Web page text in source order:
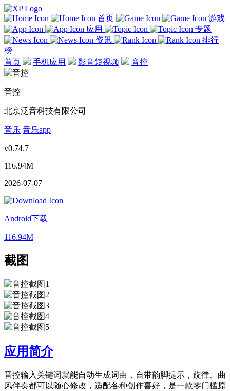
首页
游戏
应用
专题
资讯
排行
榜
首页
手机应用 影音短视频 音控
音控
北京泛音科技有限公司
音乐 音乐app
v0.74.7
116.94M
2026-07-07
Android下载
116.94M
截图
应用简介
音控输入关键词就能自动生成词曲，自带韵脚提示，旋律、曲
风伴奏都可以随心修改，适配各种创作喜好，是一款零门槛原